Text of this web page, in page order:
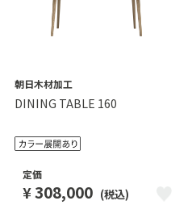
朝日木材加工
DINING TABLE 160
定価
¥308,000 (税込)